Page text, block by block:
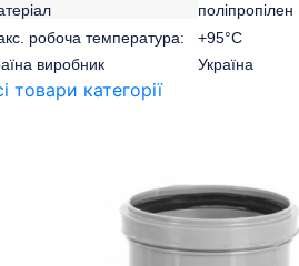
поліпропілен
робоча температура: +95°C
виробник Україна
товари категорії